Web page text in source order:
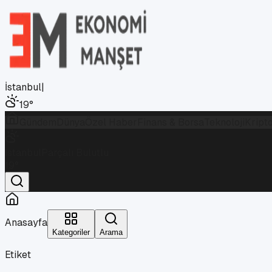
İstanbul|
19°
Anasayfa
Kategoriler Arama
Etiket